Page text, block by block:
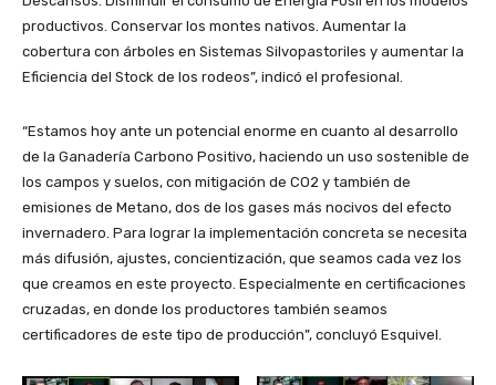
productivos. Conservar los montes nativos. Aumentar la
cobertura con árboles en Sistemas Silvopastoriles y aumentar la
Eficiencia del Stock de los rodeos”, indicó el profesional.
“Estamos hoy ante un potencial enorme en cuanto al desarrollo
de la Ganadería Carbono Positivo, haciendo un uso sostenible de
los campos y suelos, con mitigación de CO2 y también de
emisiones de Metano, dos de los gases más nocivos del efecto
invernadero. Para lograr la implementación concreta se necesita
más difusión, ajustes, concientización, que seamos cada vez los
que creamos en este proyecto. Especialmente en certificaciones
cruzadas, en donde los productores también seamos
certificadores de este tipo de producción”, concluyó Esquivel.